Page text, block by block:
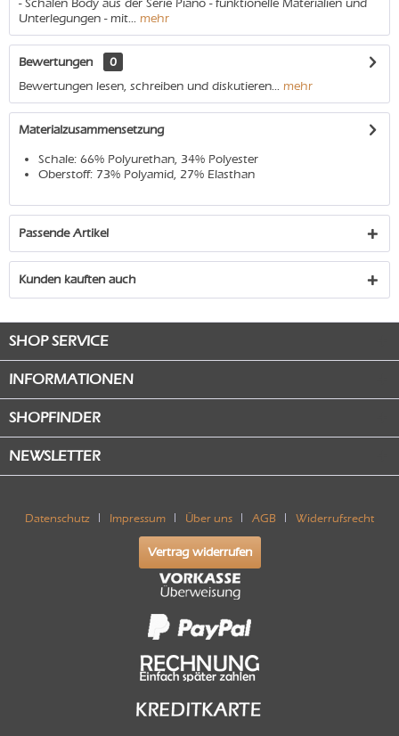
- Schalen Body aus der Serie Piano - funktionelle Materialien und
Unterlegungen - mit... mehr
Bewertungen
0
Bewertungen lesen, schreiben und diskutieren... mehr
Materialzusammensetzung
Schale: 66% Polyurethan, 34% Polyester
Oberstoff: 73% Polyamid, 27% Elasthan
Passende Artikel
Kunden kauften auch
SHOP SERVICE
INFORMATIONEN
SHOPFINDER
NEWSLETTER
Datenschutz Impressum Über uns AGB Widerrufsrecht
Vertrag widerrufen